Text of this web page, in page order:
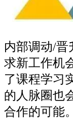
内部调动/晋
求新工作机
了课程学习
的人脉圈也
合作的可能。